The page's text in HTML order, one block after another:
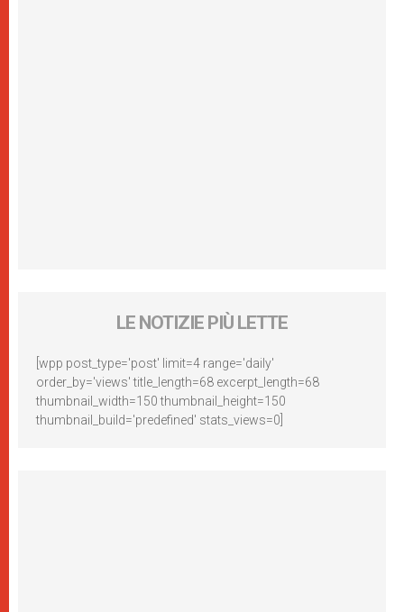
LE NOTIZIE PIÙ LETTE
[wpp post_type='post' limit=4 range='daily'
order_by='views' title_length=68 excerpt_length=68
thumbnail_width=150 thumbnail_height=150
thumbnail_build='predefined' stats_views=0]